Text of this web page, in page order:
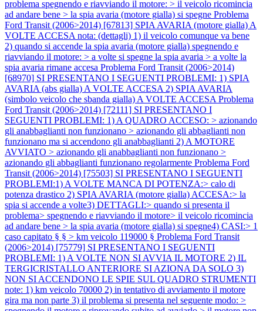
problema spegnendo e riavviando il motore: > il veicolo ricomincia
ad andare bene > la spia avaria (motore gialla) si spegne Problema
Ford Transit (2006>2014) [67813] SPIA AVARIA (motore gialla) A
VOLTE ACCESA nota: (dettagli) 1) il veicolo comunque va bene
2) quando si accende la spia avaria (motore gialla) spegnendo e
riavviando il motore: > a volte si spegne la spia avaria > a volte la
spia avaria rimane accesa Problema Ford Transit (2006>2014)
[68970] SI PRESENTANO I SEGUENTI PROBLEMI: 1) SPIA
AVARIA (abs gialla) A VOLTE ACCESA 2) SPIA AVARIA
(simbolo veicolo che sbanda gialla) A VOLTE ACCESA Problema
Ford Transit (2006>2014) [72111] SI PRESENTANO I
SEGUENTI PROBLEMI: 1) A QUADRO ACCESO: > azionando
gli anabbaglianti non funzionano > azionando gli abbaglianti non
funzionano ma si accendono gli anabbaglianti 2) A MOTORE
AVVIATO > azionando gli anabbaglianti non funzionano >
azionando gli abbaglianti funzionano regolarmente Problema Ford
Transit (2006>2014) [75503] SI PRESENTANO I SEGUENTI
PROBLEMI:1) A VOLTE MANCA DI POTENZA:> calo di
potenza drastico 2) SPIA AVARIA (motore gialla) ACCESA:> la
spia si accende a volte3) DETTAGLI:> quando si presenta il
problema> spegnendo e riavviando il motore> il veicolo ricomincia
ad andare bene > la spia avaria (motore gialla) si spegne4) CASI:> 1
caso capitato § § > km veicolo 119000 § Problema Ford Transit
(2006>2014) [75779] SI PRESENTANO I SEGUENTI
PROBLEMI: 1) A VOLTE NON SI AVVIA IL MOTORE 2) IL
TERGICRISTALLO ANTERIORE SI AZIONA DA SOLO 3)
NON SI ACCENDONO LE SPIE SUL QUADRO STRUMENTI
note: 1) km veicolo 70000 2) in tentativo di avviamento il motore
gira ma non parte 3) il problema si presenta nel seguente modo: >